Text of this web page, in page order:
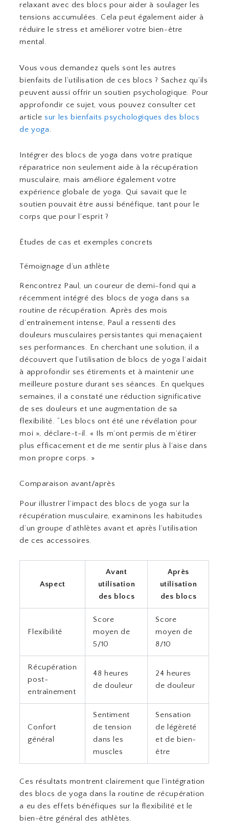
relaxant avec des blocs pour aider à soulager les
tensions accumulées. Cela peut également aider à
réduire le stress et améliorer votre bien-être
mental.
Vous vous demandez quels sont les autres
bienfaits de l’utilisation de ces blocs ? Sachez qu’ils
peuvent aussi offrir un soutien psychologique. Pour
approfondir ce sujet, vous pouvez consulter cet
article sur les bienfaits psychologiques des blocs
de yoga.
Intégrer des blocs de yoga dans votre pratique
réparatrice non seulement aide à la récupération
musculaire, mais améliore également votre
expérience globale de yoga. Qui savait que le
soutien pouvait être aussi bénéfique, tant pour le
corps que pour l’esprit ?
Études de cas et exemples concrets
Témoignage d’un athlète
Rencontrez Paul, un coureur de demi-fond qui a
récemment intégré des blocs de yoga dans sa
routine de récupération. Après des mois
d’entraînement intense, Paul a ressenti des
douleurs musculaires persistantes qui menaçaient
ses performances. En cherchant une solution, il a
découvert que l’utilisation de blocs de yoga l’aidait
à approfondir ses étirements et à maintenir une
meilleure posture durant ses séances. En quelques
semaines, il a constaté une réduction significative
de ses douleurs et une augmentation de sa
flexibilité. “Les blocs ont été une révélation pour
moi », déclare-t-il. « Ils m’ont permis de m’étirer
plus efficacement et de me sentir plus à l’aise dans
mon propre corps. »
Comparaison avant/après
Pour illustrer l’impact des blocs de yoga sur la
récupération musculaire, examinons les habitudes
d’un groupe d’athlètes avant et après l’utilisation
de ces accessoires.
Aspect
Avant
utilisation
des blocs
Après
utilisation
des blocs
Flexibilité
Score
moyen de
5/10
Score
moyen de
8/10
Récupération
post-
entraînement
48 heures
de douleur
24 heures
de douleur
Confort
général
Sentiment
de tension
dans les
muscles
Sensation
de légèreté
et de bien-
être
Ces résultats montrent clairement que l’intégration
des blocs de yoga dans la routine de récupération
a eu des effets bénéfiques sur la flexibilité et le
bien-être général des athlètes.